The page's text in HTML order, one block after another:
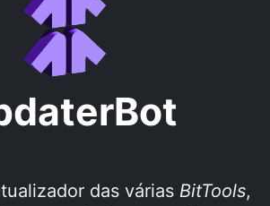
das várias BitTools,